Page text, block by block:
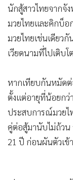
• วิทยาศาสตร์
• SMEs
• หุ้น
• อินโดจีน
• Celeb Online
Factcheck
ญี่ปุ่น
• News1
นักสู้สาวไทยจากจั
มวยไทยและคิกบ็
มวยไทยเช่นเดียว
เวียดนามที่ไปเติบโ
หากเทียบกันหมัดต่
ตั้งแต่อายุที่น้อยกว่
ประสบการณ์มวย
คู่ต่อสู้มานับไม่ถ้วน
21 ปี ก่อนผันตัวเ